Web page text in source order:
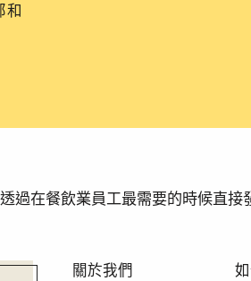
和
過在餐飲業員工最需要的時候直接
關於我們